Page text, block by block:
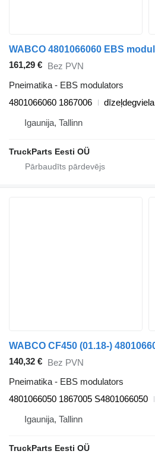
161,29 € Bez PVN
Pneimatika - EBS modulators
4801066060 1867006
dīzeļdegviela
Igaunija, Tallinn
TruckParts Eesti OÜ
140,32 € Bez PVN
Pneimatika - EBS modulators
4801066050 1867005 S4801066050
Igaunija, Tallinn
TruckParts Eesti OÜ